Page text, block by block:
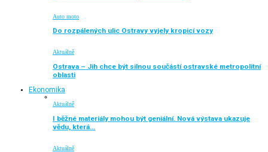
Auto moto
Do rozpálených ulic Ostravy vyjely kropicí vozy
Aktuálně
Ostrava – Jih chce být silnou součástí ostravské metropolitní
oblasti
Ekonomika
Aktuálně
I běžné materiály mohou být geniální. Nová výstava ukazuje
vědu, která…
Aktuálně